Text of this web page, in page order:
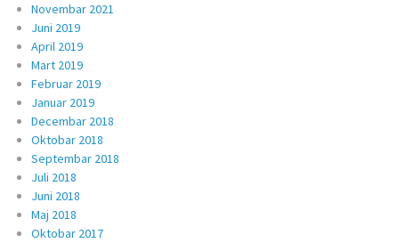
Novembar 2021
Juni 2019
April 2019
Mart 2019
Februar 2019
Januar 2019
Decembar 2018
Oktobar 2018
Septembar 2018
Juli 2018
Juni 2018
Maj 2018
Oktobar 2017